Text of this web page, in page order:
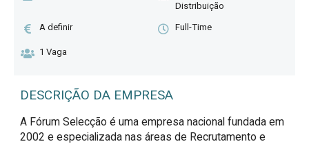
Distribuição
A definir Full-Time
1 Vaga
DESCRIÇÃO DA EMPRESA
A Fórum Selecção é uma empresa nacional fundada em
2002 e especializada nas áreas de Recrutamento e